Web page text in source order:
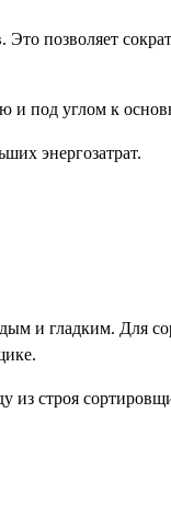
позволяет
и под углом к
энергозатрат.
и гладким. Для
из строя